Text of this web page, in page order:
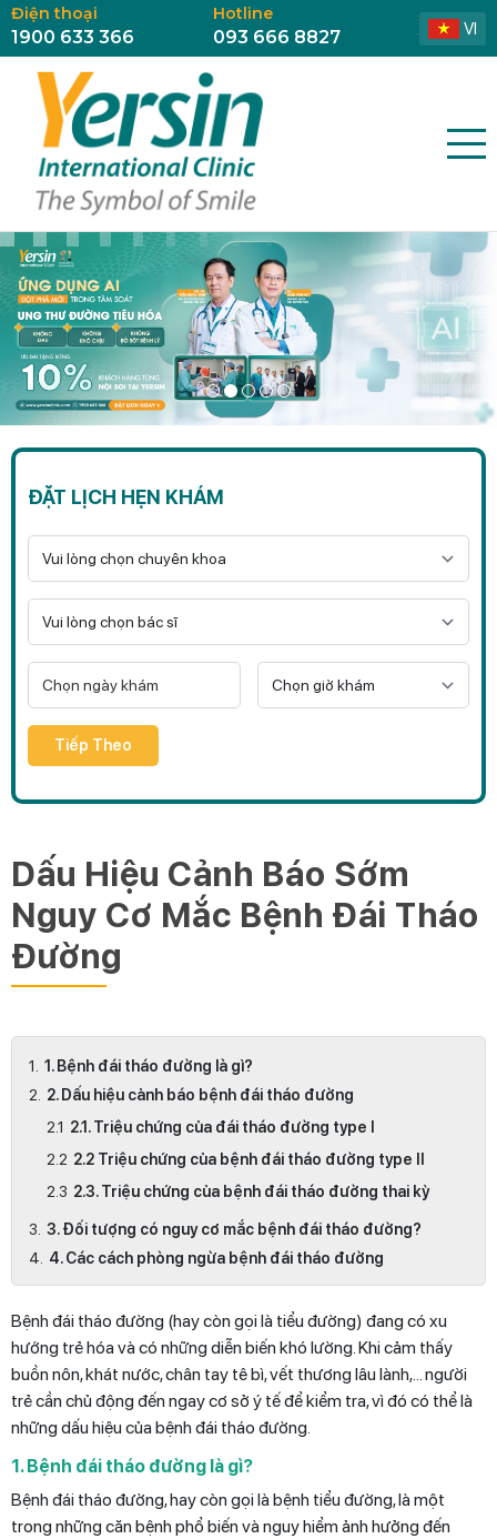
Điện thoại
1900 633 366
Hotline
093 666 8827 VI
ĐẶT LỊCH HẸN KHÁM
Tiếp Theo
Dấu Hiệu Cảnh Báo Sớm
Nguy Cơ Mắc Bệnh Đái Tháo
Đường
1. Bệnh đái tháo đường là gì?
2. Dấu hiệu cảnh báo bệnh đái tháo đường
2.1. Triệu chứng của đái tháo đường type I
2.2 Triệu chứng của bệnh đái tháo đường type II
2.3. Triệu chứng của bệnh đái tháo đường thai kỳ
3. Đối tượng có nguy cơ mắc bệnh đái tháo đường?
4. Các cách phòng ngừa bệnh đái tháo đường
Bệnh đái tháo đường (hay còn gọi là tiểu đường) đang có xu
hướng trẻ hóa và có những diễn biến khó lường. Khi cảm thấy
buồn nôn, khát nước, chân tay tê bì, vết thương lâu lành,... người
trẻ cần chủ động đến ngay cơ sở ý tế để kiểm tra, vì đó có thể là
những dấu hiệu của bệnh đái tháo đường.
1. Bệnh đái tháo đường là gì?
Bệnh đái tháo đường, hay còn gọi là bệnh tiểu đường, là một
trong những căn bệnh phổ biến và nguy hiểm ảnh hưởng đến